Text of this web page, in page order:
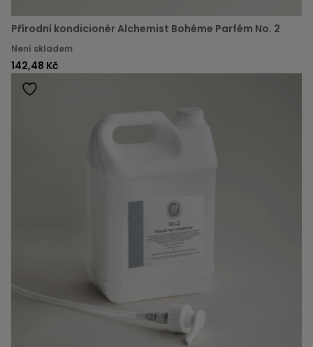
Přírodní kondicionér Alchemist Bohéme Parfém No. 2
Není skladem
142,48 Kč